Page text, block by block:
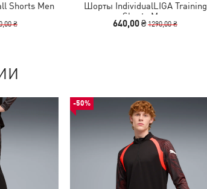
Shorts Men
₴
Шорты IndividualLIGA Training
Shorts Men
640,00 ₴1290,00 ₴
-50%